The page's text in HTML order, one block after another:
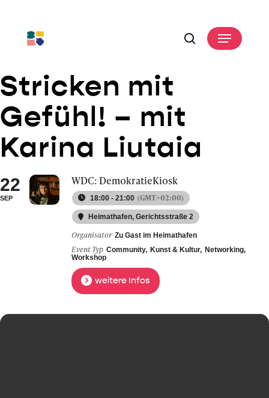
search
Menu
Stricken mit
Gefühl! – mit
Karina Liutaia
22
SEP
WDC: DemokratieKiosk
18:00 - 21:00 (GMT+02:00)
Heimathafen, Gerichtsstraße 2
Organisator Zu Gast im Heimathafen
Event Typ Community, Kunst & Kultur, Networking,
Workshop
weitere Infos